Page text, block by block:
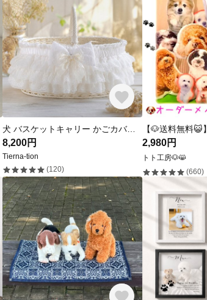
犬 バスケットキャリー かごカバー フリル レース ホワイト｜撮影 お出かけ 小型犬
8,200円
Tierna-tion
(120)
2,980円
トト工房🐶😸
(660)